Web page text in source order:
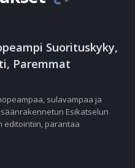
Suorituskyky,
Paremmat
sulavampaa ja
Esikatselun
editointiin, parantaa